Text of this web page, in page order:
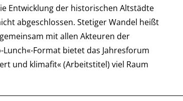
Entwicklung der historischen Altstädte
abgeschlossen. Stetiger Wandel heißt
mit allen Akteuren der
Format bietet das Jahresforum
und klimafit« (Arbeitstitel) viel Raum